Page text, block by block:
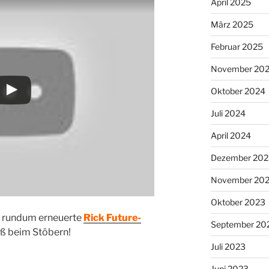
rundum erneuerte Rick Future-
beim Stöbern!
April 2025
März 2025
Februar 2025
November
Oktober 2024
Juli 2024
April 2024
Dezember
November
Oktober 2023
September
Juli 2023